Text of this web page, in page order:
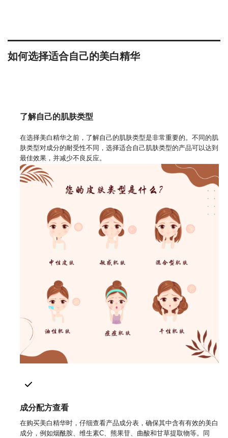
如何选择适合自己的美白精华
了解自己的肌肤类型
在选择美白精华之前，了解自己的肌肤类型是非常重要的。不同的肌
肤类型对成分的耐受性不同，选择适合自己肌肤类型的产品可以达到
最佳效果，并减少不良反应。
成分配方查看
在购买美白精华时，仔细查看产品成分表，确保其中含有有效的美白
成分，例如烟酰胺、维生素C、熊果苷、曲酸和甘草提取物等。同